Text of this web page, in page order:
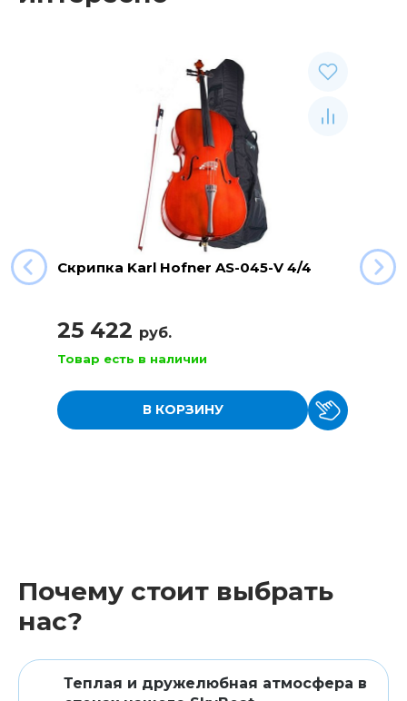
Скрипка Karl Hofner AS-045-V 4/4
25 422 руб.
Товар есть в наличии
В КОРЗИНУ
Почему стоит выбрать
нас?
Теплая и дружелюбная атмосфера в